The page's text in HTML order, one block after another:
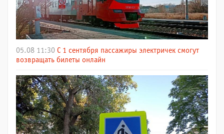
05.08 11:30 С 1 сентября пассажиры электричек смогут
возвращать билеты онлайн